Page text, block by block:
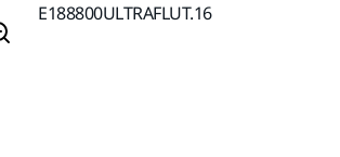
E188800ULTRAFLUT.16